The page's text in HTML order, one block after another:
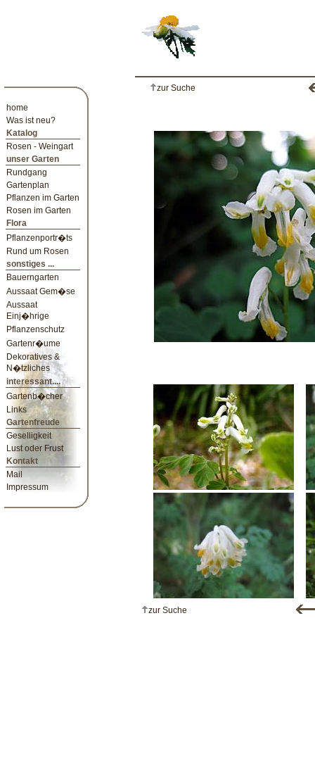
home
Was ist neu?
Katalog
Rosen - Weingart
unser Garten
Rundgang
Gartenplan
Pflanzen im Garten
Rosen im Garten
Flora
Pflanzenportr�ts
Rund um Rosen
sonstiges ...
Bauerngarten
Aussaat Gem�se
Aussaat
Einj�hrige
Pflanzenschutz
Gartenr�ume
Dekoratives &
N�tzliches
interessant....
Gartenb�cher
Links
Gartenfreude
Geselligkeit
Lust oder Frust
Kontakt
Mail
Impressum
zur Suche
zur Suche